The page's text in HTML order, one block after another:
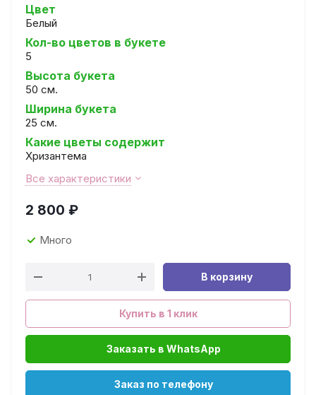
Цвет
Белый
Кол-во цветов в букете
5
Высота букета
50 см.
Ширина букета
25 см.
Какие цветы содержит
Хризантема
Все характеристики
2 800 ₽
Много
В корзину
Купить в 1 клик
Заказать в WhatsApp
Заказ по телефону